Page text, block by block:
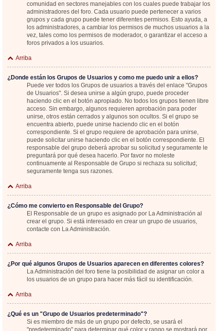
comunidad en sectores manejables con los cuales puede trabajar los
administradores del foro. Cada usuario puede pertenecer a varios
grupos y cada grupo puede tener diferentes permisos. Esto ayuda, a
los administradores, a cambiar los permisos de muchos usuarios a la
vez, tales como los permisos de moderador, o garantizar el acceso a
foros privados a los usuarios.
Arriba
¿Donde están los Grupos de Usuarios y como me puedo unir a ellos?
Puede ver todos los Grupos de usuarios a través del enlace "Grupos
de Usuarios". Si desea unirse a algún grupo, puede proceder
haciendo clic en el botón apropiado. No todos los grupos tienen libre
acceso. Sin embargo, algunos requieren aprobación para poder
unirse, otros están cerrados y algunos son ocultos. Si el grupo se
encuentra abierto, puede unirse haciendo clic en el botón
correspondiente. Si el grupo requiere de aprobación para unirse,
puede solicitar unirse haciendo clic en el botón correspondiente. El
responsable del grupo deberá aprobar su solicitud y seguramente le
preguntará por qué desea hacerlo. Por favor no moleste
continuamente al Responsable de Grupo si rechaza su solicitud;
seguramente tenga sus razones.
Arriba
¿Cómo me convierto en Responsable del Grupo?
El Responsable de un grupo es asignado por La Administración al
crear el grupo. Si está interesado en crear un grupo de usuarios,
contacte con La Administración.
Arriba
¿Por qué algunos Grupos de Usuarios aparecen en diferentes colores?
La Administración del foro tiene la posibilidad de asignar un color a
los usuarios de un grupo para hacer más fácil su identificación.
Arriba
¿Qué es un "Grupo de Usuarios predeterminado"?
Si es miembro de más de un grupo por defecto, se usará el
"predeterminado" para determinar qué color y rango se mostrará por